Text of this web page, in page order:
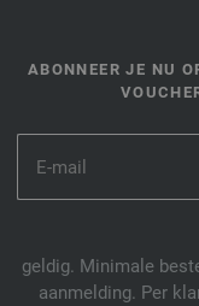
ABONNEER JE NU
geldig. Minimale
aanmelding. Per